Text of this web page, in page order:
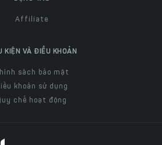
Affiliate
KIỆN VÀ ĐIỀU KHOẢN
sách bảo mật
khoản sử dụng
chế hoạt động